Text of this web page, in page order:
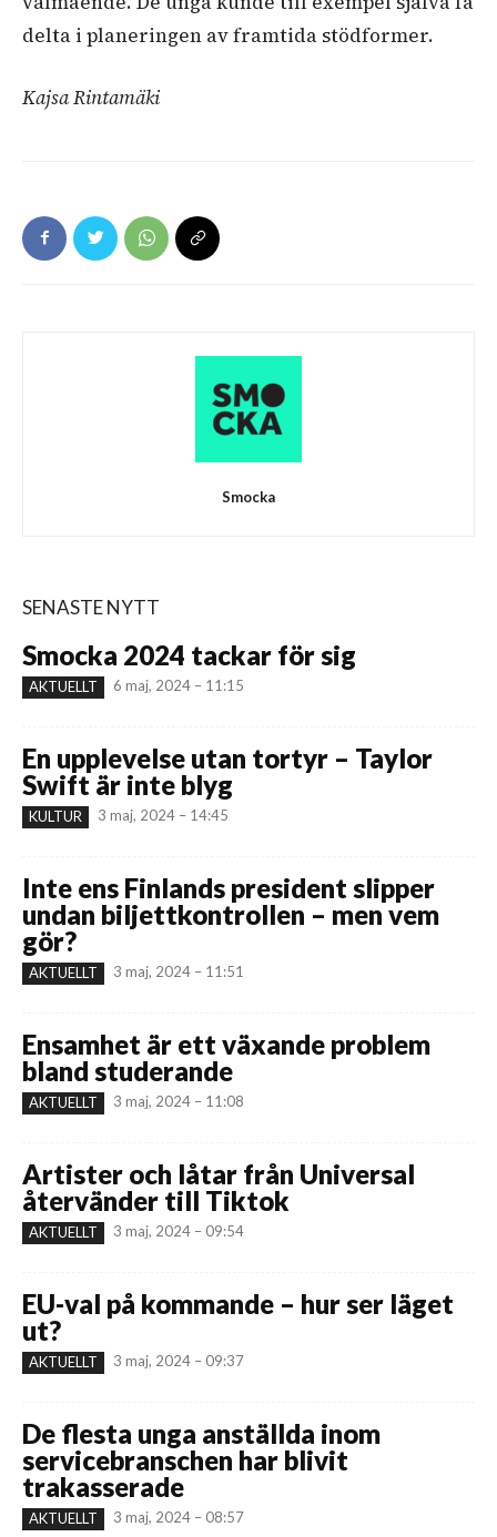
delta i planeringen av framtida stödformer.
Kajsa Rintamäki
Smocka
SENASTE NYTT
Smocka 2024 tackar för sig
AKTUELLT 6 maj, 2024 – 11:15
En upplevelse utan tortyr – Taylor
Swift är inte blyg
KULTUR 3 maj, 2024 – 14:45
Inte ens Finlands president slipper
undan biljettkontrollen – men vem
gör?
AKTUELLT 3 maj, 2024 – 11:51
Ensamhet är ett växande problem
bland studerande
AKTUELLT 3 maj, 2024 – 11:08
Artister och låtar från Universal
återvänder till Tiktok
AKTUELLT 3 maj, 2024 – 09:54
EU-val på kommande – hur ser läget
ut?
AKTUELLT 3 maj, 2024 – 09:37
De flesta unga anställda inom
servicebranschen har blivit
trakasserade
AKTUELLT 3 maj, 2024 – 08:57